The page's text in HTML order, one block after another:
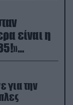
είναι η
για την